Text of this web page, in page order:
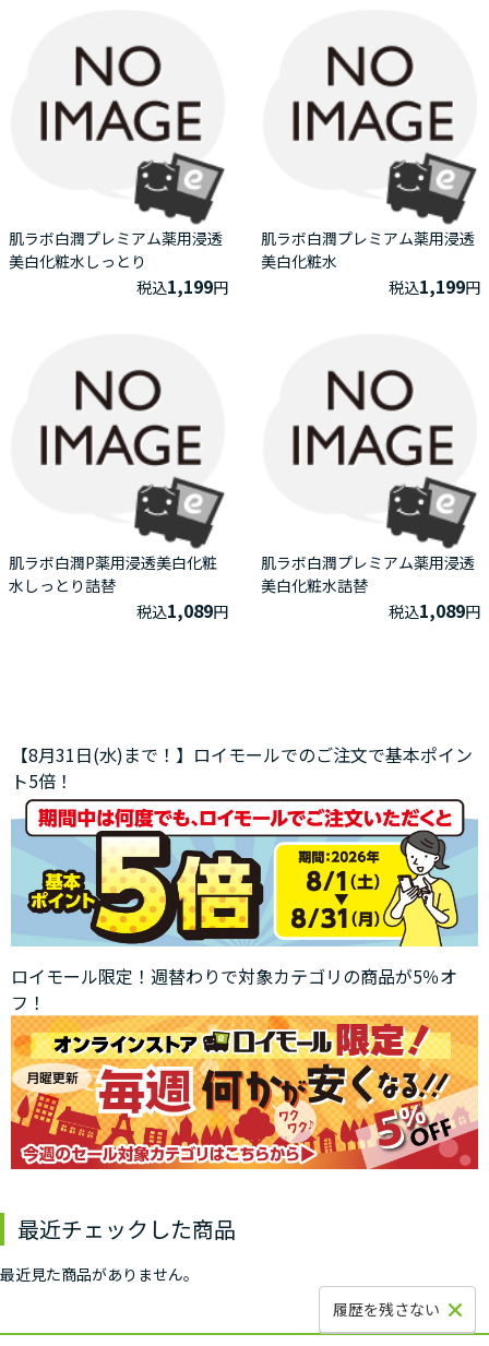
肌ラボ白潤プレミアム薬用浸透
美白化粧水しっとり
税込1,199円
肌ラボ白潤プレミアム薬用浸透
美白化粧水
税込1,199円
肌ラボ白潤P薬用浸透美白化粧
水しっとり詰替
税込1,089円
肌ラボ白潤プレミアム薬用浸透
美白化粧水詰替
税込1,089円
【8月31日(水)まで！】ロイモールでのご注文で基本ポイン
ト5倍！
ロイモール限定！週替わりで対象カテゴリの商品が5％オ
フ！
最近チェックした商品
最近見た商品がありません。
履歴を残さない